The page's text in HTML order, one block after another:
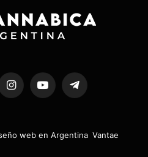
InstagramYouTubeTelegram
Vantae